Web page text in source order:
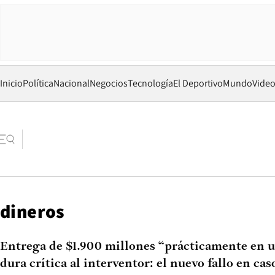
InicioPolíticaNacionalNegociosTecnologíaEl DeportivoMundo
dineros
Entrega de $1.900 millones “prácticamente en
dura crítica al interventor: el nuevo fallo en